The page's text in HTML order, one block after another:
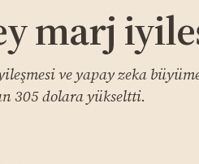
marj
ve yapay zeka
305 dolara yükseltti.